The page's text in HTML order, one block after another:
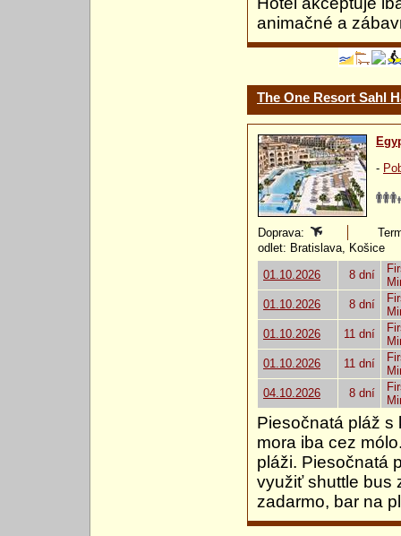
animačné a
The One Resort Sahl
-
Doprava:
odlet: Bratislava, Košice
01.10.2026
8 dní
01.10.2026
8 dní
01.10.2026
11 dní
01.10.2026
11 dní
04.10.2026
8 dní
Piesočnatá pláž s
mora iba cez
pláži. Piesočnatá
využiť shuttle bus
zadarmo, bar na